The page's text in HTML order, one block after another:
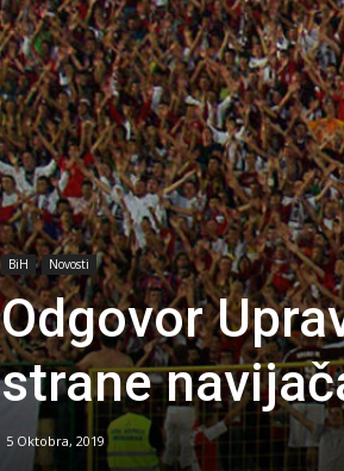
BiH Novosti
Odgovor
strane
5 Oktobra, 2019